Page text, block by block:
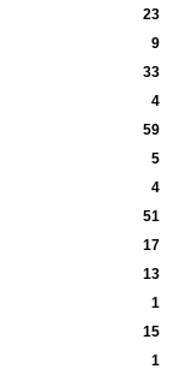
23
9
33
4
59
5
4
51
17
13
1
15
1